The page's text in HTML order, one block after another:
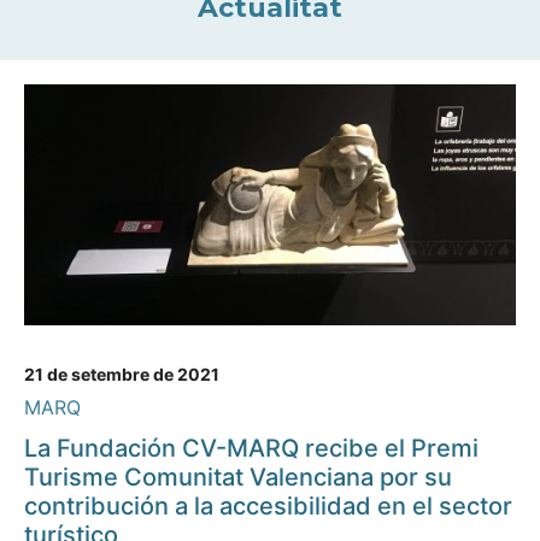
Actualitat
21 de setembre de 2021
MARQ
La Fundación CV-MARQ recibe el Premi
Turisme Comunitat Valenciana por su
contribución a la accesibilidad en el sector